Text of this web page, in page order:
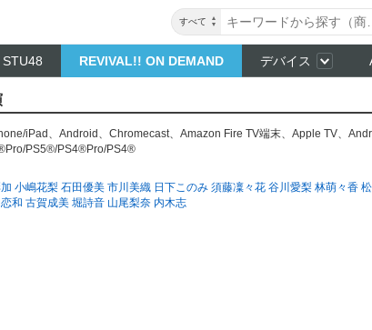
すべて
STU48 REVIVAL!! ON DEMAND デバイス
iPad 、 Android 、 Chromecast、 Amazon Fire TV端末、 Apple TV、
PS5®/PS4®Pro/PS4®
小嶋花梨 石田優美 市川美織 日下このみ 須藤凜々花 谷川愛梨 林萌々香
和 古賀成美 堀詩音 山尾梨奈 内木志